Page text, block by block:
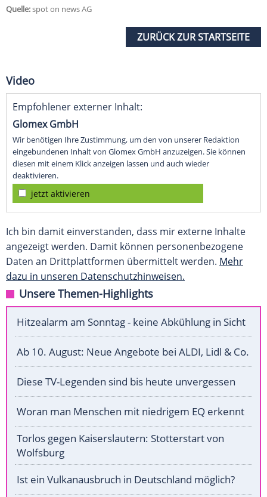
Quelle:spot on news AG
ZURÜCK ZUR STARTSEITE
Video
Empfohlener externer Inhalt:
Glomex GmbH
Wir benötigen Ihre Zustimmung, um den von unserer Redaktion
eingebundenen Inhalt von Glomex GmbH anzuzeigen. Sie können
diesen mit einem Klick anzeigen lassen und auch wieder
deaktivieren.
jetzt aktivieren
Ich bin damit einverstanden, dass mir externe Inhalte
angezeigt werden. Damit können personenbezogene
Daten an Drittplattformen übermittelt werden. Mehr
dazu in unseren Datenschutzhinweisen.
Unsere Themen-Highlights
Hitzealarm am Sonntag - keine Abkühlung in Sicht
Ab 10. August: Neue Angebote bei ALDI, Lidl & Co.
Diese TV-Legenden sind bis heute unvergessen
Woran man Menschen mit niedrigem EQ erkennt
Torlos gegen Kaiserslautern: Stotterstart von
Wolfsburg
Ist ein Vulkanausbruch in Deutschland möglich?